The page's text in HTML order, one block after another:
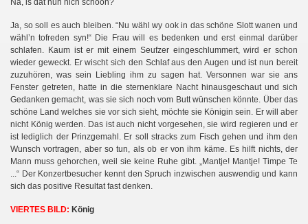
Na, is dat nun nich schöön?
Ja, so soll es auch bleiben. “Nu wähl wy ook in das schöne Slott wanen und
wähl’n tofreden syn!“ Die Frau will es bedenken und erst einmal darüber
schlafen. Kaum ist er mit einem Seufzer eingeschlummert, wird er schon
wieder geweckt. Er wischt sich den Schlaf aus den Augen und ist nun bereit
zuzuhören, was sein Liebling ihm zu sagen hat. Versonnen war sie ans
Fenster getreten, hatte in die sternenklare Nacht hinausgeschaut und sich
Gedanken gemacht, was sie sich noch vom Butt wünschen könnte. Über das
schöne Land welches sie vor sich sieht, möchte sie Königin sein. Er will aber
nicht König werden. Das ist auch nicht vorgesehen, sie wird regieren und er
ist lediglich der Prinzgemahl. Er soll stracks zum Fisch gehen und ihm den
Wunsch vortragen, aber so tun, als ob er von ihm käme. Es hilft nichts, der
Mann muss gehorchen, weil sie keine Ruhe gibt. „Mantje! Mantje! Timpe Te
...“ Der Konzertbesucher kennt den Spruch inzwischen auswendig und kann
sich das positive Resultat fast denken.
VIERTES BILD: König